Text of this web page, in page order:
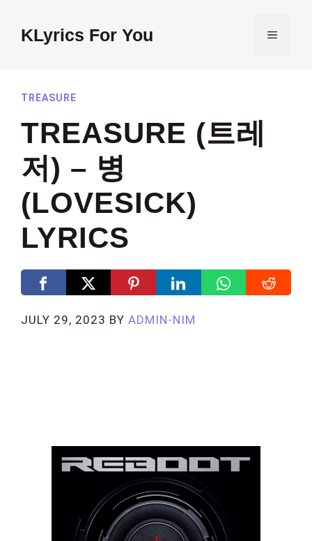
contentKLyrics For You MENU
TREASURE
TREASURE (트레
저) – 병
(LOVESICK)
LYRICS
JULY 29, 2023 BY ADMIN-NIM